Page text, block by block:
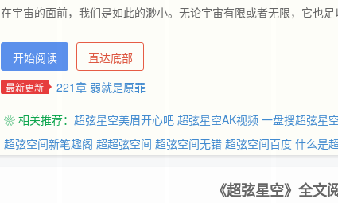
在宇宙的面前，我们是如此的渺小。无论宇宙有限或者无限，它也足
开始阅读 直达底部
最新更新 221章 弱就是原罪
❀ 相关推荐： 超弦星空美眉开心吧 超弦星空AK视频 一盘搜超弦星空
超弦空间新笔趣阁 超超弦空间 超弦空间无错 超弦空间百度 什么是
《超弦星空》全文